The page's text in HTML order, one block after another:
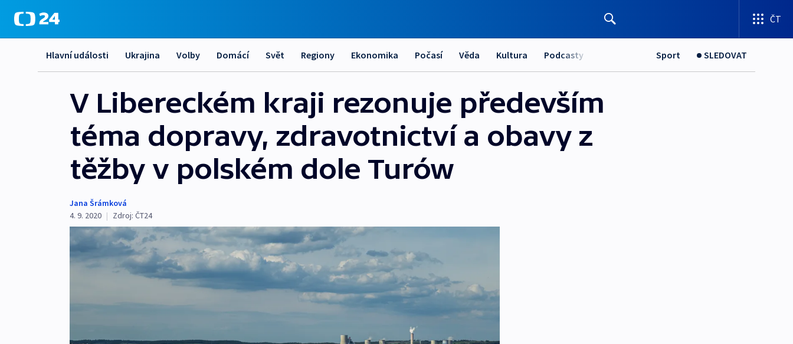
ČT
Hlavní události Ukrajina Volby Domácí Svět Regiony Ekonomika Počasí Věda Kultura Podcasty Sport SLEDOVAT
V Libereckém kraji rezonuje především
téma dopravy, zdravotnictví a obavy z
těžby v polském dole Turów
Jana Šrámková
4. 9. 2020 | Zdroj: ČT24